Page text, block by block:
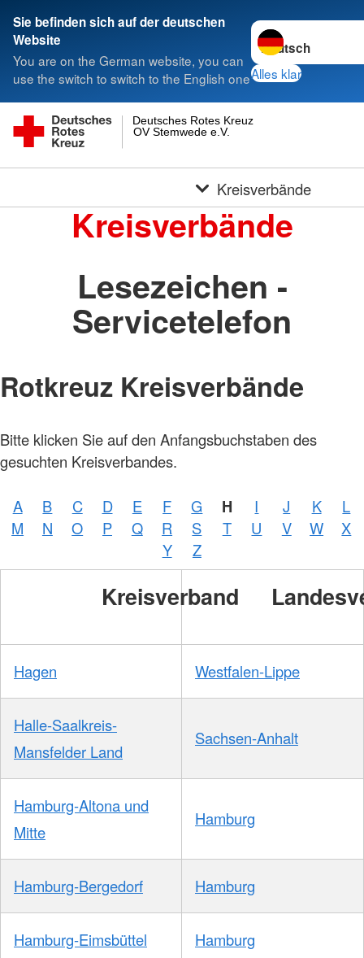
Sie befinden sich auf der deutschen
Website
You are on the German website, you can
use the switch to switch to the English one
Sprache wechseln
Alles klar
OV Stemwede e.V.
Deutsches Rotes Kreuz
Kreisverbände
Kreisverbände
Lesezeichen -
Servicetelefon
Rotkreuz Kreisverbände
Bitte klicken Sie auf den Anfangsbuchstaben des
gesuchten Kreisverbandes.
A B C D E F G H I J K
L
M
N O P Q R S T U V W
X
Y
Z
Kreisverband
Hagen Westfalen-Lippe
Halle-Saalkreis-
Mansfelder Land
Sachsen-Anhalt
Hamburg-Altona und
Mitte
Hamburg
Hamburg-Bergedorf Hamburg
Hamburg-Eimsbüttel Hamburg